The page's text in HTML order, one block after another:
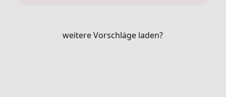
weitere Vorschläge laden?